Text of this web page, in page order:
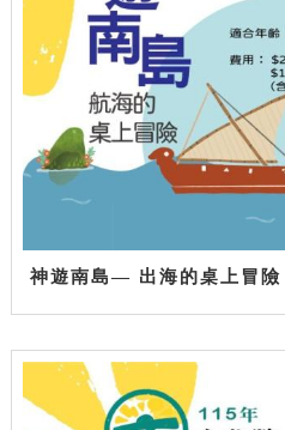
神遊南島— 出海的桌上冒險